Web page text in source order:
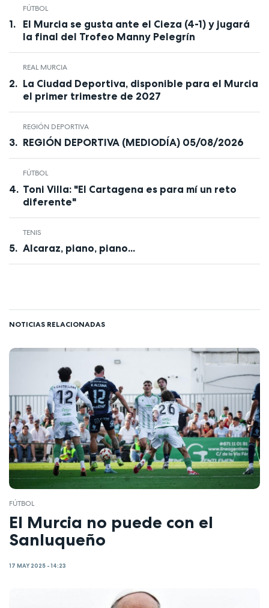
FÚTBOL
El Murcia se gusta ante el Cieza (4-1) y jugará
la final del Trofeo Manny Pelegrín
REAL MURCIA
La Ciudad Deportiva, disponible para el Murcia
el primer trimestre de 2027
REGIÓN DEPORTIVA
REGIÓN DEPORTIVA (MEDIODÍA) 05/08/2026
FÚTBOL
Toni Villa: "El Cartagena es para mí un reto
diferente"
TENIS
Alcaraz, piano, piano...
NOTICIAS RELACIONADAS
FÚTBOL
El Murcia no puede con el
Sanluqueño
17 MAY 2025 - 14:23